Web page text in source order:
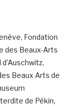
Fondation
des Beaux-Arts
Beaux Arts de
de Pékin,